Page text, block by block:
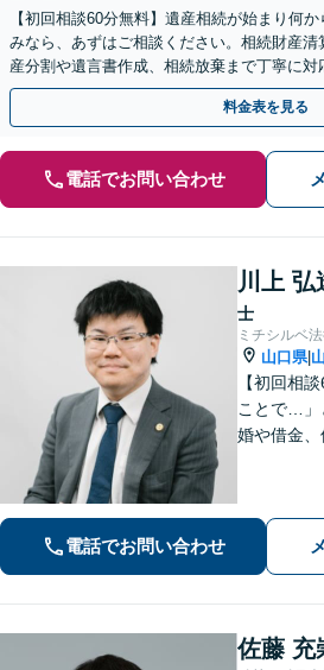
【初回相談60分無料】遺産相続が始まり何
みなら、あずはご相談ください。相続財産清
産分割や遺言書作成、相続放棄まで丁寧に対
にご相談ください。
料金表を見る
電話でお問い合わせ
川上 弘
士
ミチシルベ
山口県|
【初回相
ことで…」
婚や借金、
心誠意お
談ください
電話でお問い合わせ
佐藤 充